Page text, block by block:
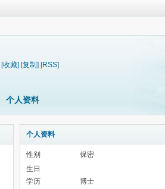
[收藏] [复制] [RSS]
个人资料
个人资料
性别
保密
生日
学历
博士